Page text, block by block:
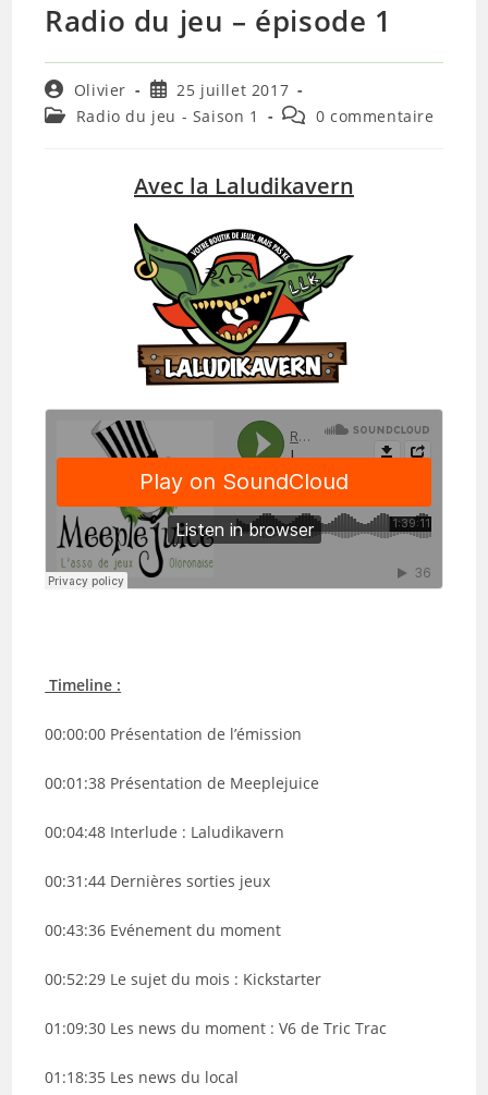
Radio du jeu – épisode 1
Auteur/autrice
de
la
Olivier
Publication
publiée :
25 juillet 2017
Post Radio du jeu - Saison 1
Commentaires
publication :
0 commentaire
Avec la Laludikavern
Timeline :
00:00:00 Présentation de l’émission
00:01:38 Présentation de Meeplejuice
00:04:48 Interlude : Laludikavern
00:31:44 Dernières sorties jeux
00:43:36 Evénement du moment
00:52:29 Le sujet du mois : Kickstarter
01:09:30 Les news du moment : V6 de Tric Trac
01:18:35 Les news du local